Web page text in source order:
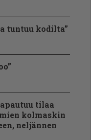
tuntuu kodilta”
tilaa
kolmaskin
neljännen